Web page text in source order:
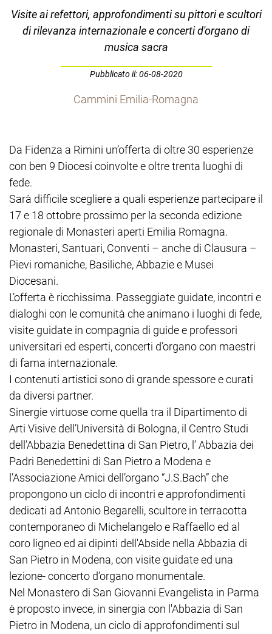
Visite ai refettori, approfondimenti su pittori e scultori
di rilevanza internazionale e concerti d'organo di
musica sacra
Pubblicato il: 06-08-2020
Cammini Emilia-Romagna
Da Fidenza a Rimini un’offerta di oltre 30 esperienze
con ben 9 Diocesi coinvolte e oltre trenta luoghi di
fede.
Sarà difficile scegliere a quali esperienze partecipare il
17 e 18 ottobre prossimo per la seconda edizione
regionale di Monasteri aperti Emilia Romagna.
Monasteri, Santuari, Conventi – anche di Clausura –
Pievi romaniche, Basiliche, Abbazie e Musei
Diocesani.
L’offerta è ricchissima. Passeggiate guidate, incontri e
dialoghi con le comunità che animano i luoghi di fede,
visite guidate in compagnia di guide e professori
universitari ed esperti, concerti d’organo con maestri
di fama internazionale.
I contenuti artistici sono di grande spessore e curati
da diversi partner.
Sinergie virtuose come quella tra il Dipartimento di
Arti Visive dell’Università di Bologna, il Centro Studi
dell’Abbazia Benedettina di San Pietro, l’ Abbazia dei
Padri Benedettini di San Pietro a Modena e
l’Associazione Amici dell’organo “J.S.Bach” che
propongono un ciclo di incontri e approfondimenti
dedicati ad Antonio Begarelli, scultore in terracotta
contemporaneo di Michelangelo e Raffaello ed al
coro ligneo ed ai dipinti dell'Abside nella Abbazia di
San Pietro in Modena, con visite guidate ed una
lezione- concerto d’organo monumentale.
Nel Monastero di San Giovanni Evangelista in Parma
è proposto invece, in sinergia con l'Abbazia di San
Pietro in Modena, un ciclo di approfondimenti sul